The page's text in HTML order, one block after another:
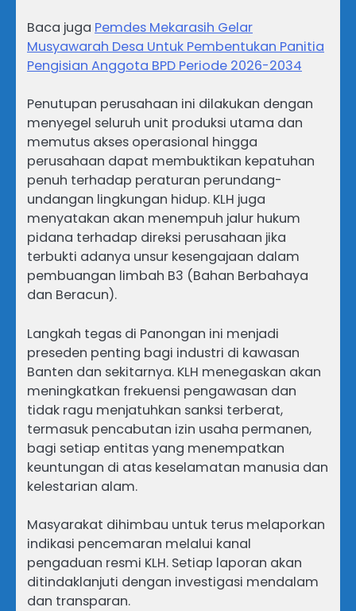
Baca juga Pemdes Mekarasih Gelar
Musyawarah Desa Untuk Pembentukan Panitia
Pengisian Anggota BPD Periode 2026-2034
Penutupan perusahaan ini dilakukan dengan
menyegel seluruh unit produksi utama dan
memutus akses operasional hingga
perusahaan dapat membuktikan kepatuhan
penuh terhadap peraturan perundang-
undangan lingkungan hidup. KLH juga
menyatakan akan menempuh jalur hukum
pidana terhadap direksi perusahaan jika
terbukti adanya unsur kesengajaan dalam
pembuangan limbah B3 (Bahan Berbahaya
dan Beracun).
Langkah tegas di Panongan ini menjadi
preseden penting bagi industri di kawasan
Banten dan sekitarnya. KLH menegaskan akan
meningkatkan frekuensi pengawasan dan
tidak ragu menjatuhkan sanksi terberat,
termasuk pencabutan izin usaha permanen,
bagi setiap entitas yang menempatkan
keuntungan di atas keselamatan manusia dan
kelestarian alam.
Masyarakat dihimbau untuk terus melaporkan
indikasi pencemaran melalui kanal
pengaduan resmi KLH. Setiap laporan akan
ditindaklanjuti dengan investigasi mendalam
dan transparan.